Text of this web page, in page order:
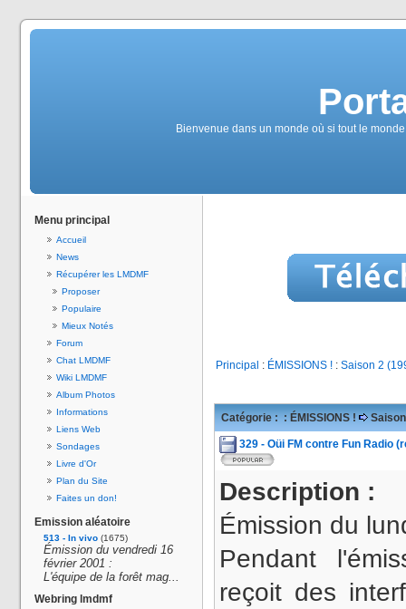
Bienvenue dans un monde où si tout le
Menu principal
Accueil
News
Récupérer les LMDMF
Proposer
Populaire
Mieux Notés
Forum
Chat LMDMF
Wiki LMDMF
Album Photos
Informations
Liens Web
Sondages
Livre d'Or
Plan du Site
Faites un don!
Emission aléatoire
513 - In vivo (1675)
Émission du vendredi 16
février 2001 :
L'équipe de la forêt mag...
Webring lmdmf
Principal : ÉMISSIONS ! : Saison 2
Catégorie : : ÉMISSIONS !
329 - Oüi FM contre Fun Radio
Description :
Émission du
Pendant
reçoit des